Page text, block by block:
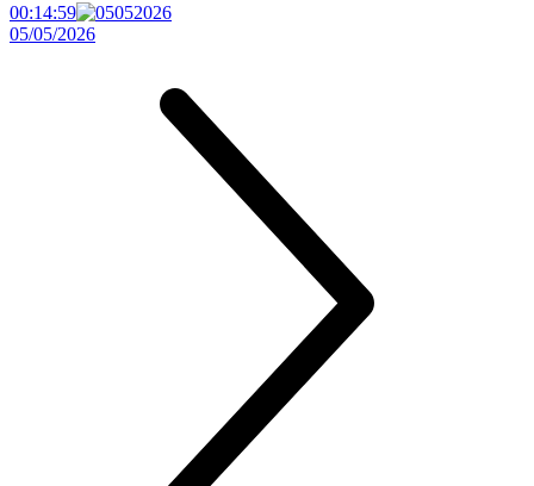
00:14:59
05/05/2026